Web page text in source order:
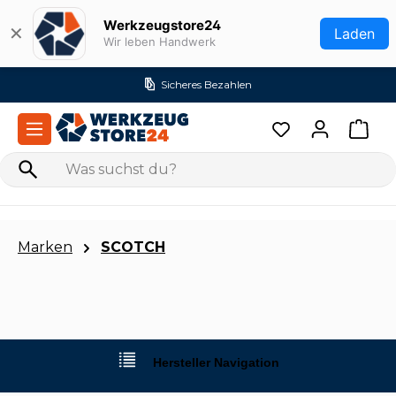
Zum Hauptinhalt springen
✕ Werkzeugstore24
Wir leben Handwerk Laden
Sicheres Bezahlen
Marken SCOTCH
Hersteller Navigation